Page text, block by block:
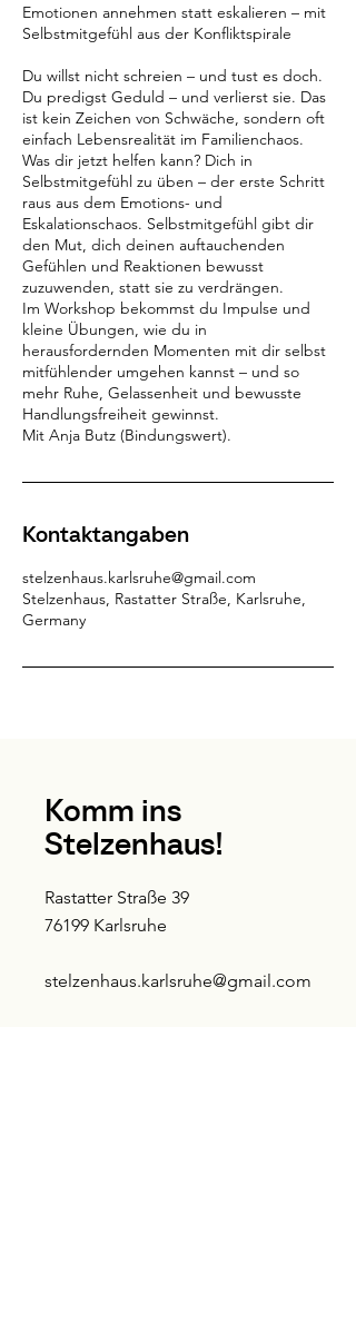
Emotionen annehmen statt eskalieren – mit
Selbstmitgefühl aus der Konfliktspirale
Du willst nicht schreien – und tust es doch.
Du predigst Geduld – und verlierst sie. Das
ist kein Zeichen von Schwäche, sondern oft
einfach Lebensrealität im Familienchaos.
Was dir jetzt helfen kann? Dich in
Selbstmitgefühl zu üben – der erste Schritt
raus aus dem Emotions- und
Eskalationschaos. Selbstmitgefühl gibt dir
den Mut, dich deinen auftauchenden
Gefühlen und Reaktionen bewusst
zuzuwenden, statt sie zu verdrängen.
Im Workshop bekommst du Impulse und
kleine Übungen, wie du in
herausfordernden Momenten mit dir selbst
mitfühlender umgehen kannst – und so
mehr Ruhe, Gelassenheit und bewusste
Handlungsfreiheit gewinnst.
Mit Anja Butz (Bindungswert).
Kontaktangaben
stelzenhaus.karlsruhe@gmail.com
Stelzenhaus, Rastatter Straße, Karlsruhe,
Germany
Komm ins
Stelzenhaus!
Rastatter Straße 39
76199 Karlsruhe
stelzenhaus.karlsruhe@gmail.com